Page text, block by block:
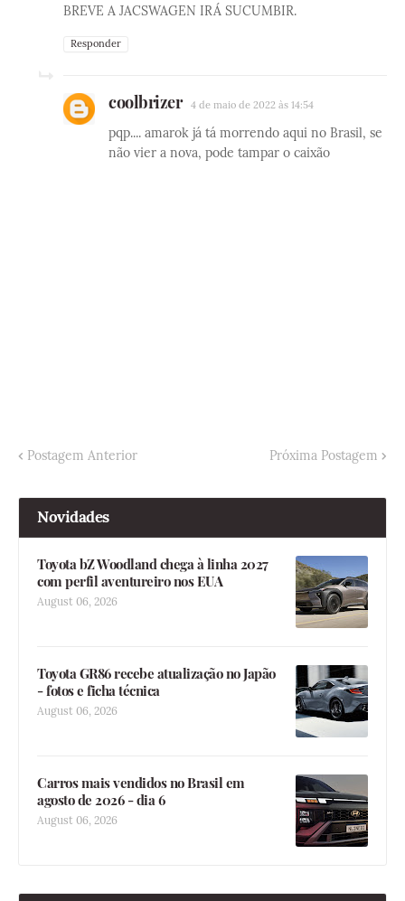
BREVE A JACSWAGEN IRÁ SUCUMBIR.
Responder
coolbrizer 4 de maio de 2022 às 14:54
pqp.... amarok já tá morrendo aqui no Brasil, se
não vier a nova, pode tampar o caixão
Postagem Anterior Próxima Postagem
Novidades
Toyota bZ Woodland chega à linha 2027
com perfil aventureiro nos EUA
August 06, 2026
Toyota GR86 recebe atualização no Japão
- fotos e ficha técnica
August 06, 2026
Carros mais vendidos no Brasil em
agosto de 2026 - dia 6
August 06, 2026